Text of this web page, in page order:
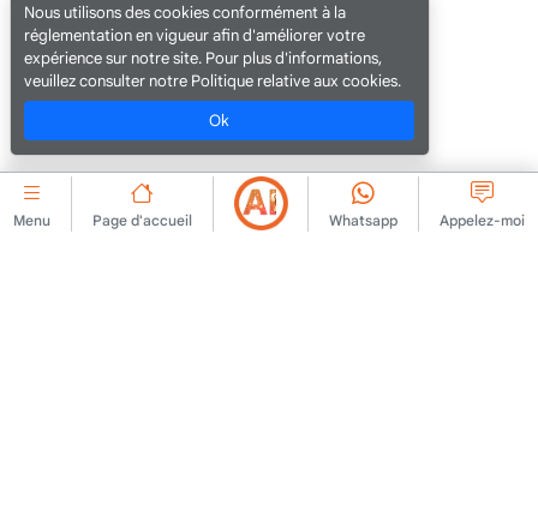
Menu Page d'accueil Whatsapp Appelez-moi
Nous utilisons des cookies conformément à la
réglementation en vigueur afin d'améliorer votre
expérience sur notre site. Pour plus d'informations,
veuillez consulter notre Politique relative aux cookies.
Ok